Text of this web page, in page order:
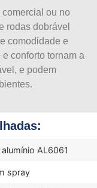
comercial ou no
rodas dobrável
comodidade e
conforto tornam a
e podem
AL6061
spray